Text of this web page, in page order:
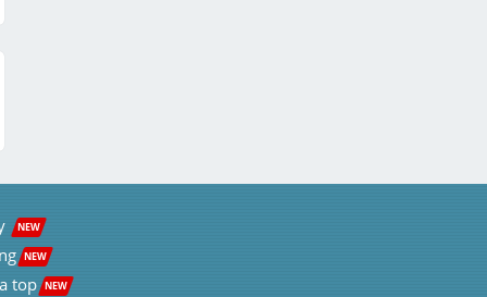
NEW
NEW
top NEW